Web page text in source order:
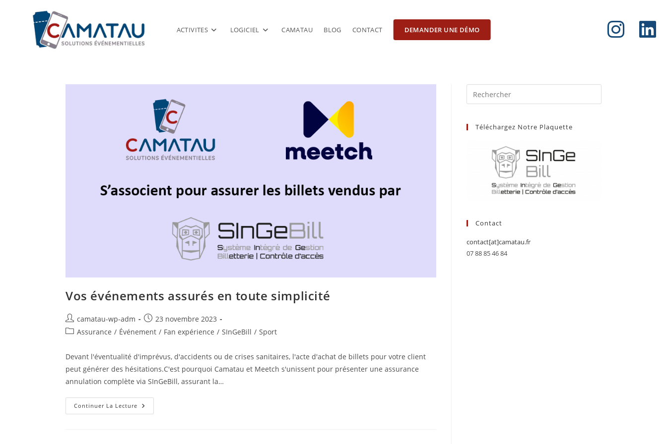
ACTIVITES LOGICIEL CAMATAU BLOG CONTACT DEMANDER UNE DÉMO
Vos événements assurés en toute simplicité
camatau-wp-adm
23 novembre 2023
Assurance / Événement / Fan expérience / SInGeBill / Sport
Devant l'éventualité d'imprévus, d'accidents ou de crises sanitaires, l'acte d'achat de billets pour votre client
peut générer des hésitations.C'est pourquoi Camatau et Meetch s'unissent pour présenter une assurance
annulation complète via SInGeBill, assurant la…
Continuer La Lecture
Téléchargez Notre Plaquette
Contact
contact[at]camatau.fr
07 88 85 46 84